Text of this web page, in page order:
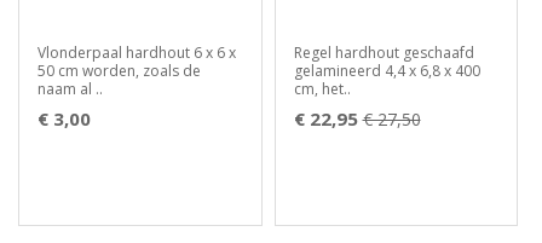
Vlonderpaal hardhout 6 x 6 x
50 cm worden, zoals de
naam al ..
€ 3,00
Regel hardhout geschaafd
gelamineerd 4,4 x 6,8 x 400
cm, het..
€ 22,95 € 27,50